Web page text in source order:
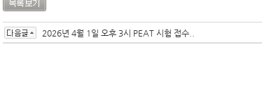
2026년 4월 1일 오후 3시 PEAT 시험 접수..